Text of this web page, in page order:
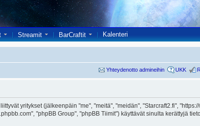
Streamit BarCraftit Kalenteri
Yhteydenotto admineihin UKK
yritykset (jälkeenpäin "me", "meitä", "meidän", "Starcraft2.fi",
"phpBB Group", "phpBB Tiimit") käyttävät sinulta kerättyjä